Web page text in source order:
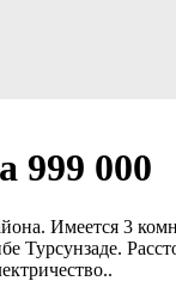
999 000
Имеется 3
Турсунзаде.